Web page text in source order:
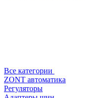
Все категории
ZONT автоматика
Регуляторы